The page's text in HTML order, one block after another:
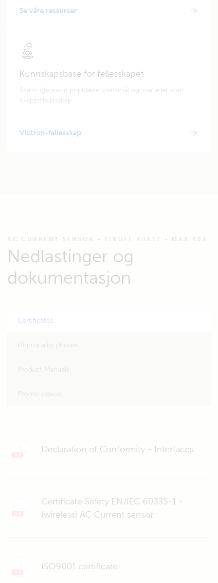
Se våre ressurser
Kunnskapsbase for fellesskapet
Skann gjennom populære spørsmål og svar eller spør
ekspertfellesskap.
Victron-fellesskap
AC CURRENT SENSOR - SINGLE PHASE - MAX 40A
Nedlastinger og
dokumentasjon
Certificates
Declaration of Conformity - Interfaces
Certificate Safety EN/IEC 60335-1 -
(wireless) AC Current sensor
ISO9001 certificate